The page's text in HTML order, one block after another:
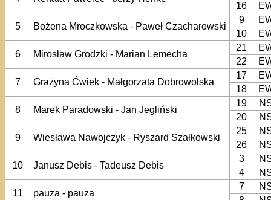
16
5
Bożena Mroczkowska - Paweł Czacharowski
9
10
6
Mirosław Grodzki - Marian Lemecha
21
22
7
Grażyna Ćwiek - Małgorzata Dobrowolska
17
18
8
Marek Paradowski - Jan Jegliński
19
20
9
Wiesława Nawojczyk - Ryszard Szałkowski
25
26
10
Janusz Debis - Tadeusz Debis
3
4
11
pauza - pauza
7